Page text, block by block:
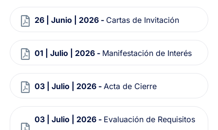
26 | Junio | 2026 - Cartas de Invitación
01 | Julio | 2026 - Manifestación de Interés
03 | Julio | 2026 - Acta de Cierre
03 | Julio | 2026 - Evaluación de Requisitos